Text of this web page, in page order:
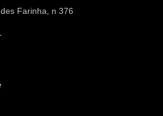
Farinha, n 376